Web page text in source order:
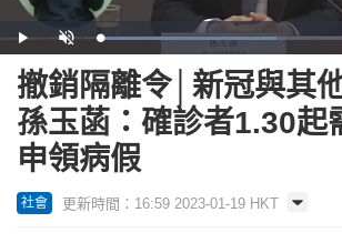
Play Unmute Loaded:
70.76%
撤銷隔離令│新冠與其
孫玉菡：確診者1.30起
申領病假
社會 更新時間：16:59 2023-01-19 HKT